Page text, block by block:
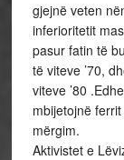
gjejnë veten
inferioritetit
pasur fatin të
të viteve ’70,
viteve ’80
mbijetojnë
mërgim.
Aktivistet e